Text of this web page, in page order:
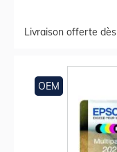
Livraison offerte dès
OEM